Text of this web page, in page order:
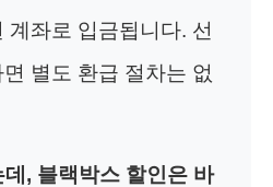
계좌로 입금됩니다. 선
별도 환급 절차는 없
, 블랙박스 할인은 바